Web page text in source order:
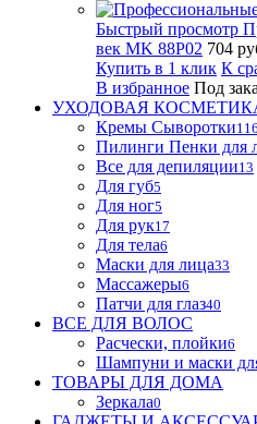
Быстрый просмотр
век MK 88P02 704
Купить в 1 клик К
В избранное Под
УХОДОВАЯ
Кремы Сыворотки116
Пилинги Пенки для
Все для депиляции13
Для губ5
Для ног5
Для рук17
Для тела6
Маски для лица33
Массажеры6
Патчи для глаз40
ВСЕ ДЛЯ ВОЛОС
Расчески, плойки6
Шампуни и маски
ТОВАРЫ ДЛЯ ДОМА
Зеркала0